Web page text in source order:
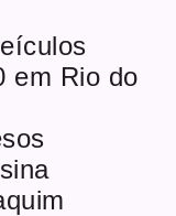
em Rio do